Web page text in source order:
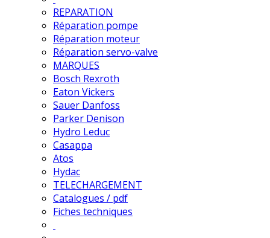
REPARATION
Réparation pompe
Réparation moteur
Réparation servo-valve
MARQUES
Bosch Rexroth
Eaton Vickers
Sauer Danfoss
Parker Denison
Hydro Leduc
Casappa
Atos
Hydac
TELECHARGEMENT
Catalogues / pdf
Fiches techniques